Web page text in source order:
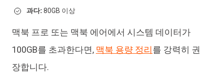
과다:80GB 이상
맥북 프로 또는 맥북 에어에서 시스템 데이터가
100GB를 초과한다면, 맥북 용량 정리를 강력히 권
장합니다.